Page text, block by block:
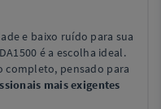
e baixo ruído para sua
é a escolha ideal.
completo, pensado para
mais exigentes